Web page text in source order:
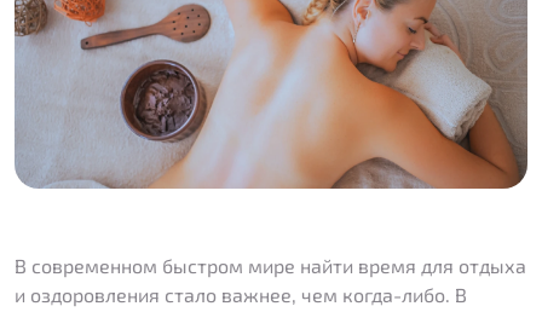
В современном быстром мире найти время для отдыха
и оздоровления стало важнее, чем когда-либо. В